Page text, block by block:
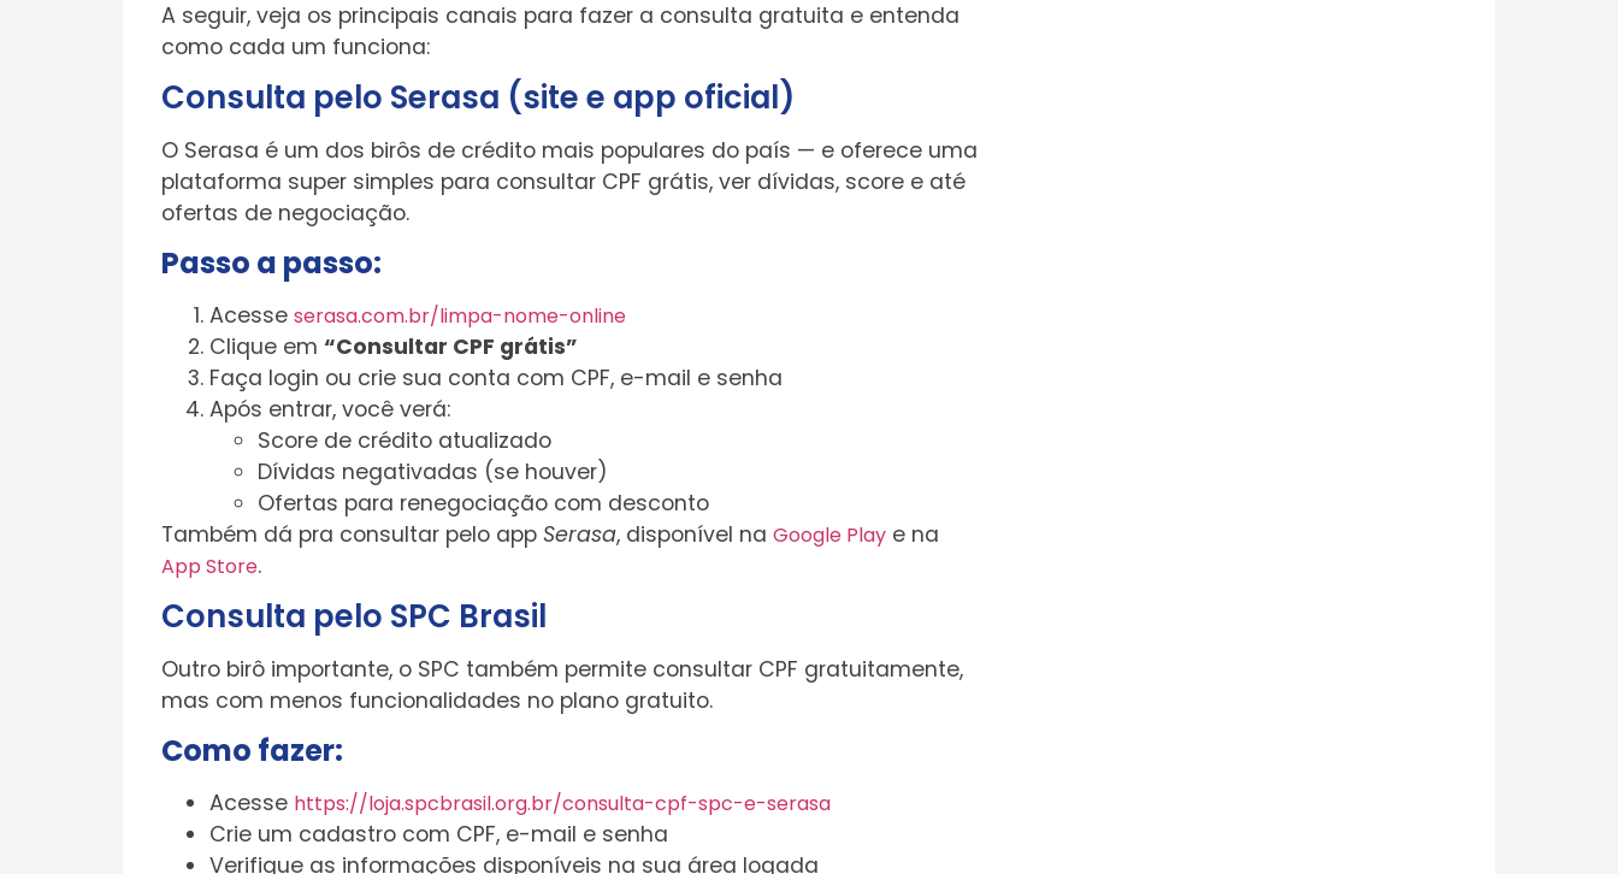
A seguir, veja os principais canais para fazer a consulta gratuita e entenda
como cada um funciona:
Consulta pelo Serasa (site e app oficial)
O Serasa é um dos birôs de crédito mais populares do país — e oferece uma
plataforma super simples para consultar CPF grátis, ver dívidas, score e até
ofertas de negociação.
Passo a passo:
Acesse serasa.com.br/limpa-nome-online
Clique em “Consultar CPF grátis”
Faça login ou crie sua conta com CPF, e-mail e senha
Após entrar, você verá:
Score de crédito atualizado
Dívidas negativadas (se houver)
Ofertas para renegociação com desconto
Também dá pra consultar pelo app Serasa, disponível na Google Play e na
App Store.
Consulta pelo SPC Brasil
Outro birô importante, o SPC também permite consultar CPF gratuitamente,
mas com menos funcionalidades no plano gratuito.
Como fazer:
Acesse https://loja.spcbrasil.org.br/consulta-cpf-spc-e-serasa
Crie um cadastro com CPF, e-mail e senha
Verifique as informações disponíveis na sua área logada